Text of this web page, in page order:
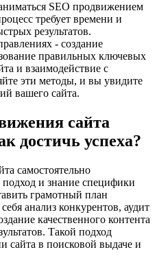
SEO продвижением
требует времени и
результатов.
- создание
правильных ключевых
и взаимодействие с
эти методы, и вы увидите
вашего сайта.
сайта
достичь успеха?
самостоятельно
подход и знание специфики
грамотный план
анализ конкурентов, аудит
качественного контента
Такой подход
сайта в поисковой выдаче и